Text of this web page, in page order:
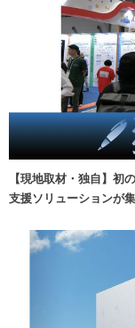
【現地取材・独自】初
支援ソリューションが